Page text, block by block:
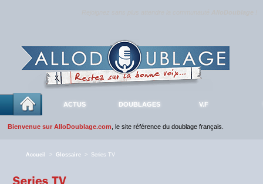
ACTUS DOUBLAGES V.F
Bienvenue sur AlloDoublage.com , le site référence du doublage français.
Accueil > Glossaire > Series TV